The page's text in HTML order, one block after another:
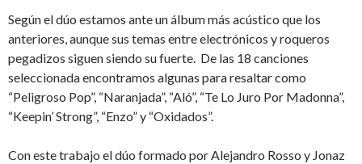
Según el dúo estamos ante un álbum más acústico que los
anteriores, aunque sus temas entre electrónicos y roqueros
pegadizos siguen siendo su fuerte. De las 18 canciones
seleccionada encontramos algunas para resaltar como
“Peligroso Pop”, “Naranjada”, “Aló”, “Te Lo Juro Por Madonna”,
“Keepin’ Strong”, “Enzo” y “Oxidados”.
Con este trabajo el dúo formado por Alejandro Rosso y Jonaz